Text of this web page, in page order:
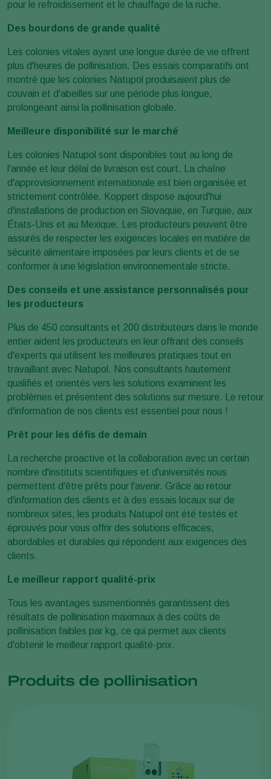
pour le refroidissement et le chauffage de la ruche.
Des bourdons de grande qualité
Les colonies vitales ayant une longue durée de vie offrent
plus d'heures de pollinisation. Des essais comparatifs ont
montré que les colonies Natupol produisaient plus de
couvain et d'abeilles sur une période plus longue,
prolongeant ainsi la pollinisation globale.
Meilleure disponibilité sur le marché
Les colonies Natupol sont disponibles tout au long de
l'année et leur délai de livraison est court. La chaîne
d'approvisionnement internationale est bien organisée et
strictement contrôlée. Koppert dispose aujourd'hui
d'installations de production en Slovaquie, en Turquie, aux
États-Unis et au Mexique. Les producteurs peuvent être
assurés de respecter les exigences locales en matière de
sécurité alimentaire imposées par leurs clients et de se
conformer à une législation environnementale stricte.
Des conseils et une assistance personnalisés pour
les producteurs
Plus de 450 consultants et 200 distributeurs dans le monde
entier aident les producteurs en leur offrant des conseils
d'experts qui utilisent les meilleures pratiques tout en
travaillant avec Natupol. Nos consultants hautement
qualifiés et orientés vers les solutions examinent les
problèmes et présentent des solutions sur mesure. Le retour
d'information de nos clients est essentiel pour nous !
Prêt pour les défis de demain
La recherche proactive et la collaboration avec un certain
nombre d'instituts scientifiques et d'universités nous
permettent d'être prêts pour l'avenir. Grâce au retour
d'information des clients et à des essais locaux sur de
nombreux sites, les produits Natupol ont été testés et
éprouvés pour vous offrir des solutions efficaces,
abordables et durables qui répondent aux exigences des
clients.
Le meilleur rapport qualité-prix
Tous les avantages susmentionnés garantissent des
résultats de pollinisation maximaux à des coûts de
pollinisation faibles par kg, ce qui permet aux clients
d'obtenir le meilleur rapport qualité-prix.
Produits de pollinisation